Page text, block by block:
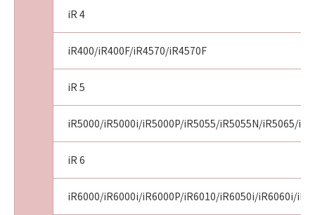
iR 4
iR400/iR400F/iR4570/iR4570F
iR 5
iR5000/iR5000i/iR5000P/iR5055/iR5055N/iR5065/
iR 6
iR6000/iR6000i/iR6000P/iR6010/iR6050i/iR6060i/